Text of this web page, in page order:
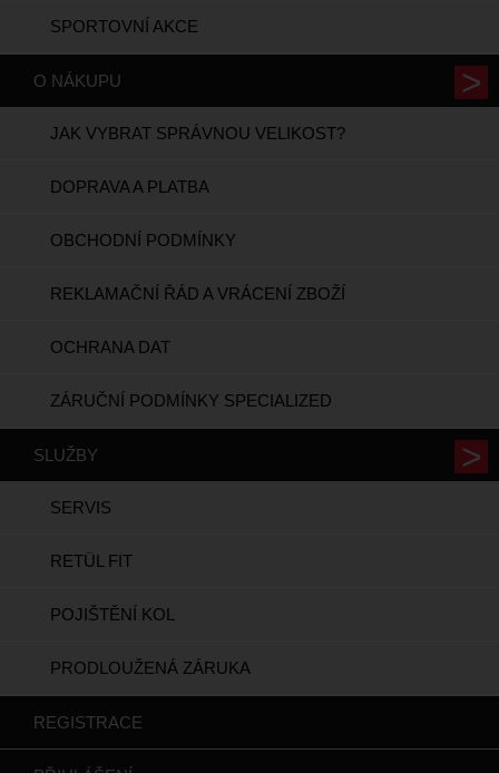
SPORTOVNÍ AKCE
O NÁKUPU
JAK VYBRAT SPRÁVNOU VELIKOST?
DOPRAVA A PLATBA
OBCHODNÍ PODMÍNKY
REKLAMAČNÍ ŘÁD A VRÁCENÍ ZBOŽÍ
OCHRANA DAT
ZÁRUČNÍ PODMÍNKY SPECIALIZED
SLUŽBY
SERVIS
RETÜL FIT
POJIŠTĚNÍ KOL
PRODLOUŽENÁ ZÁRUKA
REGISTRACE